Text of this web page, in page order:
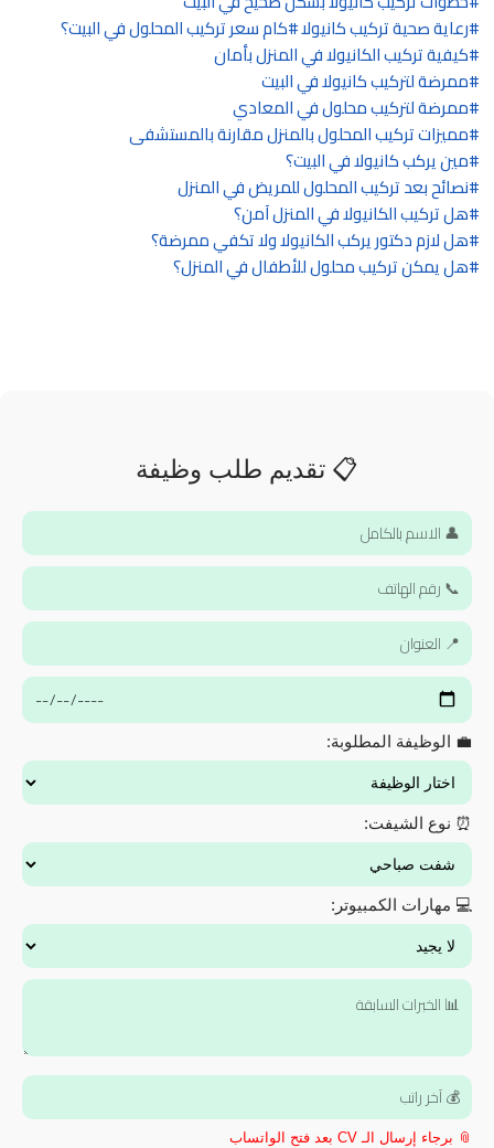
رعاية صحية تركيب كانيولا كام سعر تركيب المحلول في البيت؟
كيفية تركيب الكانيولا في المنزل بأمان
ممرضة لتركيب كانيولا في البيت
ممرضة لتركيب محلول في المعادي
مميزات تركيب المحلول بالمنزل مقارنة بالمستشفى
مين يركب كانيولا في البيت؟
نصائح بعد تركيب المحلول للمريض في المنزل
هل تركيب الكانيولا في المنزل آمن؟
هل لازم دكتور يركب الكانيولا ولا تكفي ممرضة؟
هل يمكن تركيب محلول للأطفال في المنزل؟
📋 تقديم طلب وظيفة
💼 الوظيفة المطلوبة:
⏰ نوع الشيفت:
💻 مهارات الكمبيوتر:
📎 برجاء إرسال الـ CV بعد فتح الواتساب